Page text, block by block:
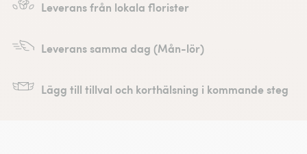
Leverans från lokala florister
Leverans samma dag (Mån-lör)
Lägg till tillval och korthälsning i kommande steg